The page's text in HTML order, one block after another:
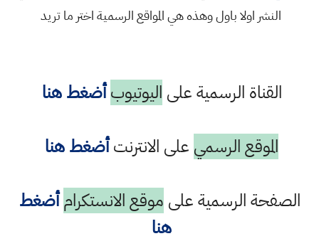
النشر اولا باول وهذه هي المواقع الرسمية اختر ما تريد
القناة الرسمية على اليوتيوب أضغط هنا
الموقع الرسمي على الانترنتأضغط هنا
الصفحة الرسمية على موقع الانستكرام أضغط
هنا